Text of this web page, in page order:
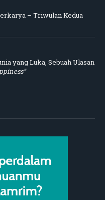
– Triwulan Kedua
yang Luka, Sebuah Ulasan